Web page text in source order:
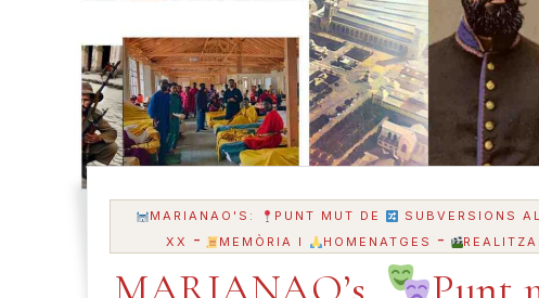
MARIANAO'S: PUNT MUT DE SUBVERSIONS
XX
- MEMÒRIA I HOMENATGES -